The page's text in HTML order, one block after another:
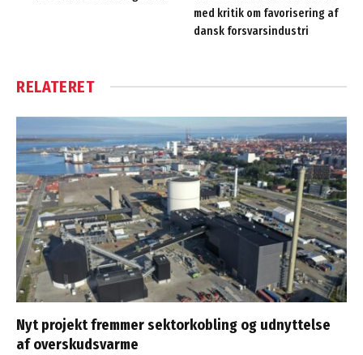
med kritik om favorisering af
dansk forsvarsindustri
RELATERET
Nyt projekt fremmer sektorkobling og udnyttelse
af overskudsvarme